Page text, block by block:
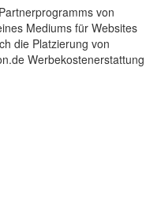
von
Mediums für Websites
die Platzierung von
Werbekostenerstattung